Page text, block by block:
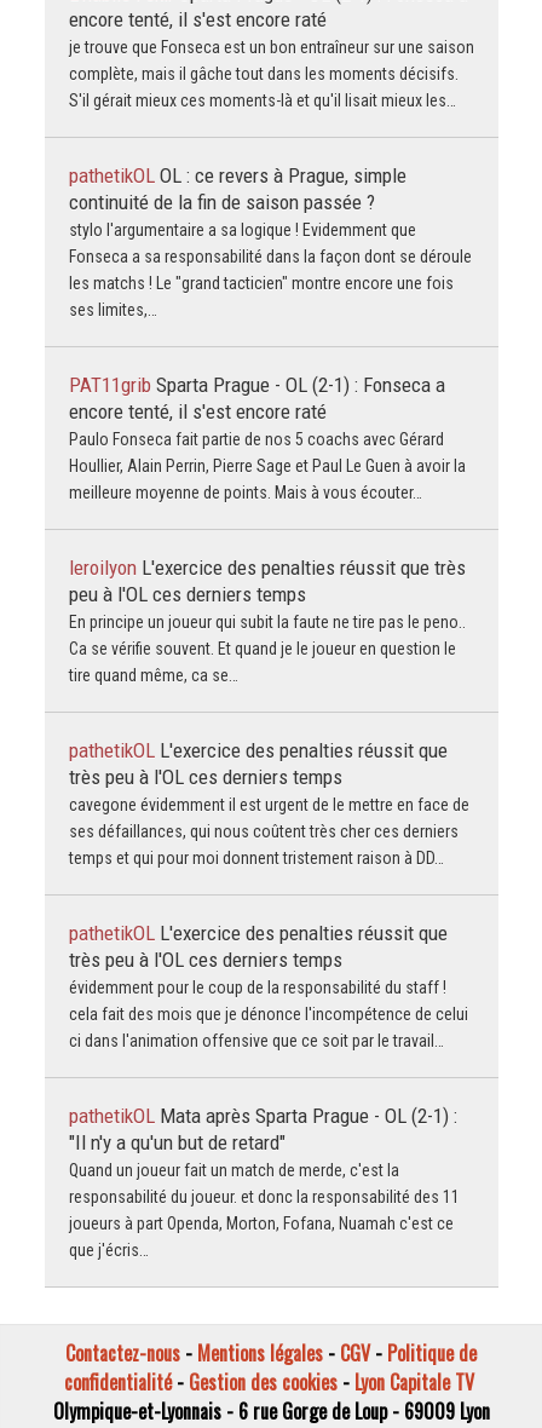
encore tenté, il s'est encore raté
je trouve que Fonseca est un bon entraîneur sur une saison
complète, mais il gâche tout dans les moments décisifs.
S'il gérait mieux ces moments-là et qu'il lisait mieux les…
pathetikOL OL : ce revers à Prague, simple
continuité de la fin de saison passée ?
stylo l'argumentaire a sa logique ! Evidemment que
Fonseca a sa responsabilité dans la façon dont se déroule
les matchs ! Le "grand tacticien" montre encore une fois
ses limites,…
PAT11grib Sparta Prague - OL (2-1) : Fonseca a
encore tenté, il s'est encore raté
Paulo Fonseca fait partie de nos 5 coachs avec Gérard
Houllier, Alain Perrin, Pierre Sage et Paul Le Guen à avoir la
meilleure moyenne de points. Mais à vous écouter…
leroilyon L'exercice des penalties réussit que très
peu à l'OL ces derniers temps
En principe un joueur qui subit la faute ne tire pas le peno..
Ca se vérifie souvent. Et quand je le joueur en question le
tire quand même, ca se…
pathetikOL L'exercice des penalties réussit que
très peu à l'OL ces derniers temps
cavegone évidemment il est urgent de le mettre en face de
ses défaillances, qui nous coûtent très cher ces derniers
temps et qui pour moi donnent tristement raison à DD…
pathetikOL L'exercice des penalties réussit que
très peu à l'OL ces derniers temps
évidemment pour le coup de la responsabilité du staff !
cela fait des mois que je dénonce l'incompétence de celui
ci dans l'animation offensive que ce soit par le travail…
pathetikOL Mata après Sparta Prague - OL (2-1) :
"Il n'y a qu'un but de retard"
Quand un joueur fait un match de merde, c'est la
responsabilité du joueur. et donc la responsabilité des 11
joueurs à part Openda, Morton, Fofana, Nuamah c'est ce
que j'écris…
Contactez-nous - Mentions légales - CGV- Politique de
confidentialité- Gestion des cookies- Lyon Capitale TV
Olympique-et-Lyonnais - 6 rue Gorge de Loup - 69009 Lyon